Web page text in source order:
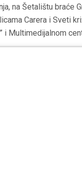
na Šetalištu braće
Carera i Sveti
i Multimedijalnom